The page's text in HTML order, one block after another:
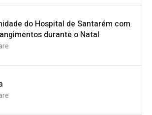
do Hospital de Santarém com
durante o Natal